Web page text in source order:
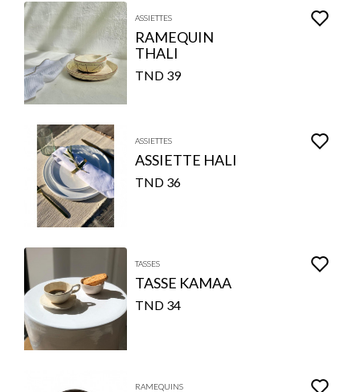
ASSIETTES
RAMEQUIN
THALI
39 TND
ASSIETTES
ASSIETTE HALI
36 TND
TASSES
TASSE KAMAA
34 TND
RAMEQUINS